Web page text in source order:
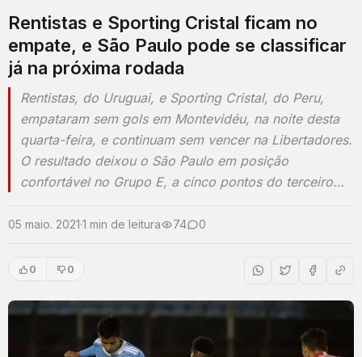
Rentistas e Sporting Cristal ficam no
empate, e São Paulo pode se classificar
já na próxima rodada
Rentistas, do Uruguai, e Sporting Cristal, do Peru,
empataram sem gols em Montevidéu, na noite desta
quarta-feira, e continuam sem vencer na Libertadores.
O resultado deixou o São Paulo em posição
confortável no Grupo E, a cinco pontos do terceiro…
05 maio. 2021·1 min de leitura 74 0
0 0